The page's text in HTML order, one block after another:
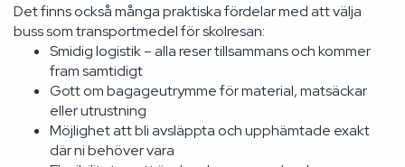
Det finns också många praktiska fördelar med att välja
buss som transportmedel för skolresan:
Smidig logistik – alla reser tillsammans och kommer
fram samtidigt
Gott om bagageutrymme för material, matsäckar
eller utrustning
Möjlighet att bli avsläppta och upphämtade exakt
där ni behöver vara